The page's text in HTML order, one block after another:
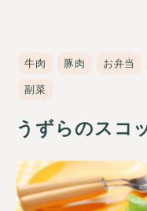
牛肉 豚肉 お弁当
副菜
うずらのスコ